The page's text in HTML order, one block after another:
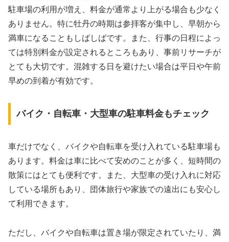
駐車場の利用が増え、料金が通常より上がる場合も少なく
ありません。特に牡丹の時期は参拝客が集中し、早朝から
満車になることもしばしばです。また、行事の日程によっ
ては特別料金が設定されるところもあり、事前リサーチが
とても大切です。混雑する日を避けたい場合は平日や午前
早めの到着が有効です。
バイク・自転車・大型車の駐車料金もチェック
車だけでなく、バイクや自転車を受け入れている駐車場も
あります。料金は車に比べて安めのことが多く、短時間の
散策にはとても便利です。また、大型車の受け入れに対応
している場所もあり、団体旅行や家族での遠出にも安心し
て利用できます。
ただし、バイクや自転車は置き場が限定されていたり、満